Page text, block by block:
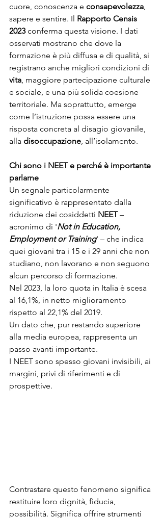
cuore, conoscenza e consapevolezza,
sapere e sentire. Il Rapporto Censis
2023 conferma questa visione. I dati
osservati mostrano che dove la
formazione è più diffusa e di qualità, si
registrano anche migliori condizioni di
vita, maggiore partecipazione culturale
e sociale, e una più solida coesione
territoriale. Ma soprattutto, emerge
come l’istruzione possa essere una
risposta concreta al disagio giovanile,
alla disoccupazione, all’isolamento.
Chi sono i NEET e perché è importante
parlarne
Un segnale particolarmente
significativo è rappresentato dalla
riduzione dei cosiddetti NEET –
acronimo di 'Not in Education,
Employment or Training' – che indica
quei giovani tra i 15 e i 29 anni che non
studiano, non lavorano e non seguono
alcun percorso di formazione.
Nel 2023, la loro quota in Italia è scesa
al 16,1%, in netto miglioramento
rispetto al 22,1% del 2019.
Un dato che, pur restando superiore
alla media europea, rappresenta un
passo avanti importante.
I NEET sono spesso giovani invisibili, ai
margini, privi di riferimenti e di
prospettive.
Contrastare questo fenomeno significa
restituire loro dignità, fiducia,
possibilità. Significa offrire strumenti